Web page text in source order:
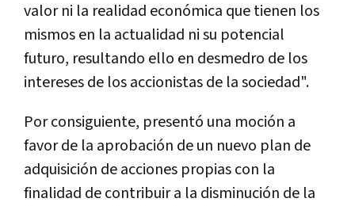
valor ni la realidad económica que tienen los
mismos en la actualidad ni su potencial
futuro, resultando ello en desmedro de los
intereses de los accionistas de la sociedad".
Por consiguiente, presentó una moción a
favor de la aprobación de un nuevo plan de
adquisición de acciones propias con la
finalidad de contribuir a la disminución de la